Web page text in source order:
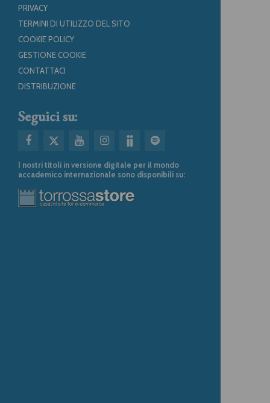
PRIVACY
TERMINI DI UTILIZZO DEL SITO
COOKIE POLICY
GESTIONE COOKIE
CONTATTACI
DISTRIBUZIONE
Seguici su:
I nostri titoli in versione digitale per il mondo
accademico internazionale sono disponibili su: